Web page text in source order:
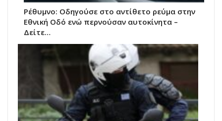
Ρέθυμνο: Οδηγούσε στο αντίθετο ρεύμα στην
Εθνική Οδό ενώ περνούσαν αυτοκίνητα –
Δείτε…